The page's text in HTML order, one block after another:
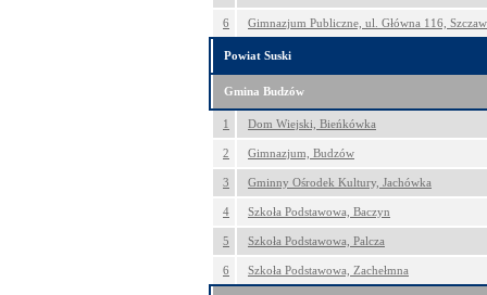
6 Gimnazjum Publiczne, ul. Główna 116,
Powiat Suski
Gmina Budzów
1 Dom Wiejski, Bieńkówka
2 Gimnazjum, Budzów
3 Gminny Ośrodek Kultury, Jachówka
4 Szkoła Podstawowa, Baczyn
5 Szkoła Podstawowa, Palcza
6 Szkoła Podstawowa, Zachełmna